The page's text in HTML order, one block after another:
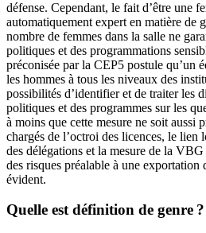
défense. Cependant, le fait d’être une
automatiquement expert en matière de
nombre de femmes dans la salle ne
politiques et des programmations
préconisée par la CEP5 postule qu’un
les hommes à tous les niveaux des
possibilités d’identifier et de traiter les
politiques et des programmes sur les
à moins que cette mesure ne soit aussi
chargés de l’octroi des licences, le lien
des délégations et la mesure de la VBG
des risques préalable à une exportation
évident.
Quelle est définition de genre ?